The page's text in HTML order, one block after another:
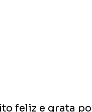
feliz e grata